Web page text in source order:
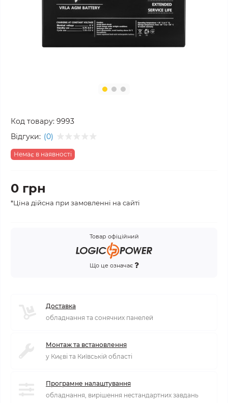
Код товару: 9993
Відгуки: (0)
Немає в наявності
0 грн
*Ціна дійсна при замовленні на сайті
Товар офіційний
Що це означає
Доставка
обладнання та сонячних панелей
Монтаж та встановлення
у Києві та Київській області
Програмне налаштування
обладнання, вирішення нестандартних завдань